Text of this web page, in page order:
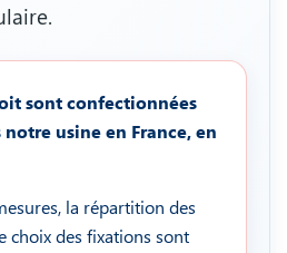
sont confectionnées
usine en France, en
la répartition des
choix des fixations sont